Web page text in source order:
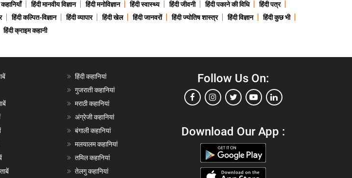
हिंदी मानवीय विज्ञान हिंदी मनोविज्ञान हिंदी स्वास्थ्य हिंदी जीवनी हिंदी पकाने की विधि
हिंदी पत्र
हिंदी कल्पित-विज्ञान हिंदी व्यापार हिंदी खेल हिंदी जानवरों हिंदी ज्योतिष शास्त्र हिंदी विज्ञान
हिंदी कुछ भी
हिंदी क्राइम कहानी
हिंदी कहानियां
गुजराती कहानियां
मराठी कहानियां
अंग्रेजी कहानियां
बंगाली कहानियां
मलयालम कहानियां
तमिल कहानियां
तेलगु कहानियां
Follow Us On:
Download Our App :